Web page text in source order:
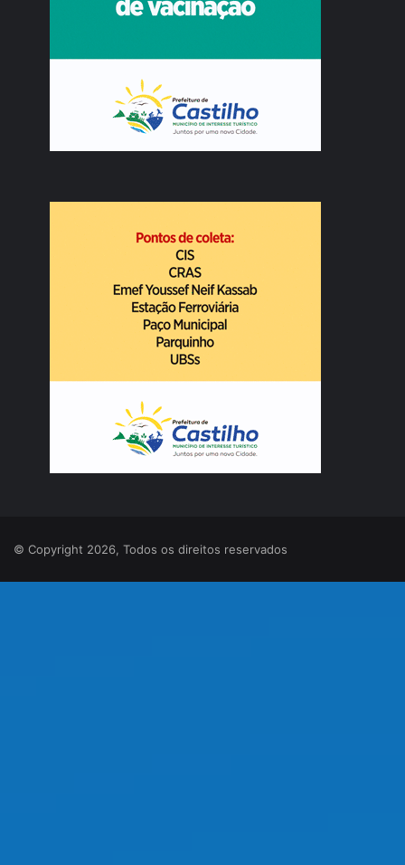
© Copyright 2026, Todos os direitos reservados